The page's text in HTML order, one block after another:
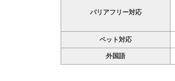
バリアフリー対応
ペット対応
外国語